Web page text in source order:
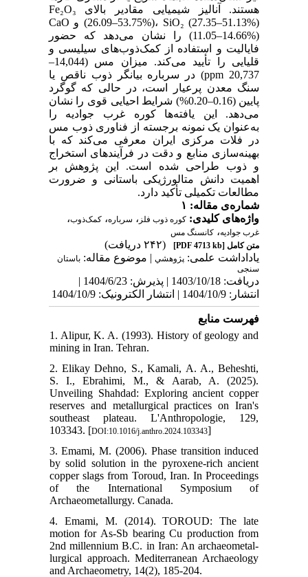
هستند. آنالیز شیمیایی مقادیر بالای Fe₂O₃
(26.09–53.75%)، SiO₂ (27.35–51.13%) و CaO
(11.05–14.66%) را نشان می‌دهد که حضور
فایالیت و استفاده از کمک‌ذوب‌های سیلیسی و
قلیایی را تأیید می‌کند. میزان مس (14,044–
20,737 ppm) در سرباره بیانگر ذوب ناقص یا
سنگ معدن پرعیار است، در حالی که گوگرد
پایین (0.16–0.20%) شرایط احیایی قوی را نشان
می‌دهد. این یافته‌ها کوره غرب جوادیه را
به‌عنوان یک نمونه برجسته از فناوری ذوب مس
در فلات مرکزی ایران معرفی می‌کند که با
بهینه‌سازی منابع و دقت در فرآیندهای استخراج
و ذوب طراحی شده است. این پژوهش بر
اهمیت دانش متالورژیکی باستانی و ضرورت
مطالعات تکمیلی تأکید دارد.
شماره‌ی مقاله: ۱
واژه‌های کلیدی: کوره ذوب فلز ، سرباره، کمک‌ذوب‌،
غرب جوادیه، کانسنگ مس
متن کامل [PDF 4713 kb]
(۲۴۲ دریافت)
یاداداشت علمی: پژوهشي| موضوع مقاله: باستان
سنجی
دریافت: 1403/10/18 | پذیرش: 1404/6/23 |
انتشار: 1404/10/9 | انتشار الکترونیک: 1404/10/9
فهرست منابع
1. Alipur, K. A. (1993). History of geology and
mining in Iran. Tehran.
2. Elikay Dehno, S., Kamali, A. A., Beheshti,
S. I., Ebrahimi, M., & Aarab, A. (2025).
Unveiling Shahdad: Exploring ancient copper
reserves and metallurgical practices on Iran's
southeast plateau. L'Anthropologie, 129,
103343. [DOI:10.1016/j.anthro.2024.103343]
3. Emami, M. (2006). Phase transition induced
by solid solution in the pyroxene-rich ancient
copper slags from Toroud, Iran. In Proceedings
of the International Symposium of
Archaeometallurgy. Canada.
4. Emami, M. (2014). TOROUD: The late
motion for As-Sb bearing Cu production from
2nd millennium B.C. in Iran: An archaeometal-
lurgical approach. Mediterranean Archaeology
and Archaeometry, 14(2), 185-204.